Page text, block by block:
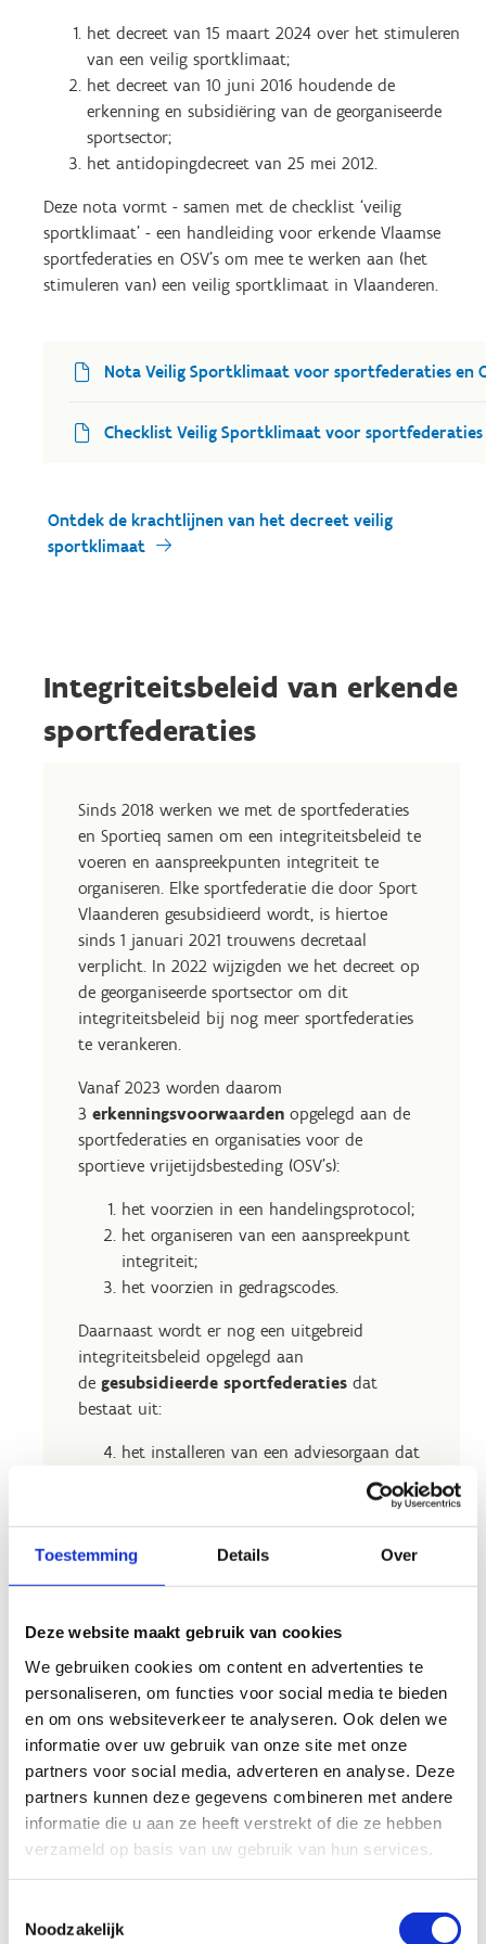
Toestemming Details Over
Deze website maakt gebruik van cookies
We gebruiken cookies om content en advertenties te
personaliseren, om functies voor social media te bieden
en om ons websiteverkeer te analyseren. Ook delen we
informatie over uw gebruik van onze site met onze
partners voor social media, adverteren en analyse. Deze
partners kunnen deze gegevens combineren met andere
informatie die u aan ze heeft verstrekt of die ze hebben
verzameld op basis van uw gebruik van hun services.
Noodzakelijk
het decreet van 15 maart 2024 over het stimuleren
van een veilig sportklimaat;
het decreet van 10 juni 2016 houdende de
erkenning en subsidiëring van de georganiseerde
sportsector;
het antidopingdecreet van 25 mei 2012.
Deze nota vormt - samen met de checklist ‘veilig
sportklimaat’ - een handleiding voor erkende Vlaamse
sportfederaties en OSV's om mee te werken aan (het
stimuleren van) een veilig sportklimaat in Vlaanderen.
Nota Veilig Sportklimaat voor sportfederaties en
Checklist Veilig Sportklimaat voor sportfederaties
Ontdek de krachtlijnen van het decreet veilig
sportklimaat
Integriteitsbeleid van erkende
sportfederaties
Sinds 2018 werken we met de sportfederaties
en Sportieq samen om een integriteitsbeleid te
voeren en aanspreekpunten integriteit te
organiseren. Elke sportfederatie die door Sport
Vlaanderen gesubsidieerd wordt, is hiertoe
sinds 1 januari 2021 trouwens decretaal
verplicht. In 2022 wijzigden we het decreet op
de georganiseerde sportsector om dit
integriteitsbeleid bij nog meer sportfederaties
te verankeren.
Vanaf 2023 worden daarom
3 erkenningsvoorwaarden opgelegd aan de
sportfederaties en organisaties voor de
sportieve vrijetijdsbesteding (OSV’s):
het voorzien in een handelingsprotocol;
het organiseren van een aanspreekpunt
integriteit;
het voorzien in gedragscodes.
Daarnaast wordt er nog een uitgebreid
integriteitsbeleid opgelegd aan
de gesubsidieerde sportfederaties dat
bestaat uit:
het installeren van een adviesorgaan dat
sportfederatie erover adviseert;
het voorzien in een onafhankelijk
tuchtrechtelijk systeem;
belanghebbenden een beleid
ontwikkelen rond preventie, vorming en
sensibilisering, en via haar
sportclubondersteuning een
integriteitsbeleid op clubniveau voeren
door in haar sportclubs minstens het
werken met laagdrempelige
aanspreekpersonen, gedragscodes en een
handelingsprotocol te stimuleren.
Meer informatie over de erkenning voor